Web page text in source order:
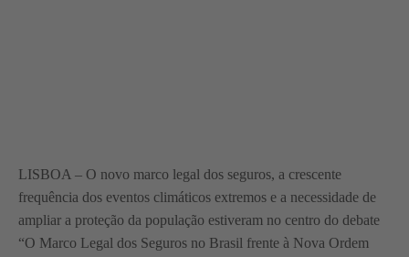
LISBOA – O novo marco legal dos seguros, a crescente
frequência dos eventos climáticos extremos e a necessidade de
ampliar a proteção da população estiveram no centro do debate
“O Marco Legal dos Seguros no Brasil frente à Nova Ordem